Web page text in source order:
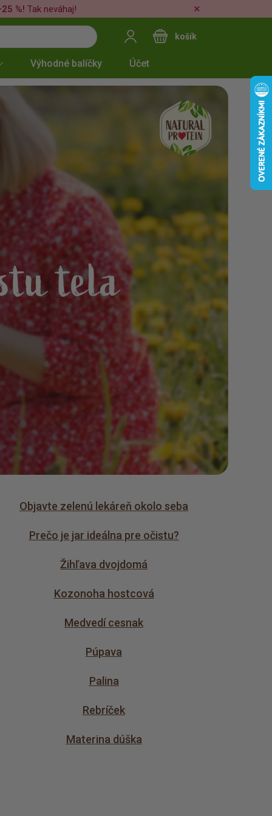
%! Tak neváhaj! ✕
košík
Výhodné balíčky Účet
Objavte zelenú lekáreň okolo seba
Prečo je jar ideálna pre očistu?
Žihľava dvojdomá
Kozonoha hostcová
Medvedí cesnak
Púpava
Palina
Rebríček
Materina dúška